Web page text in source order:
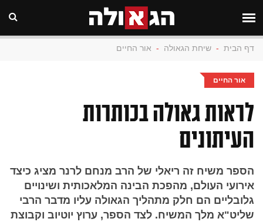
דף הבית - שיחת הגאולה - אור החיים
אור החיים
לראות גאולה בכותרות
העיתונים
הספר משיח זה ריאלי של הרב מנחם לרנר מציג כיצד
אירועי העולם, מהפכת הבינה המלאכותית ושינויים
גלובליים הם חלק מתהליך הגאולה עליו מדבר הרבי
שליט"א מלך המשיח. לצד הספר, ערוץ יוטיוב וקבוצת